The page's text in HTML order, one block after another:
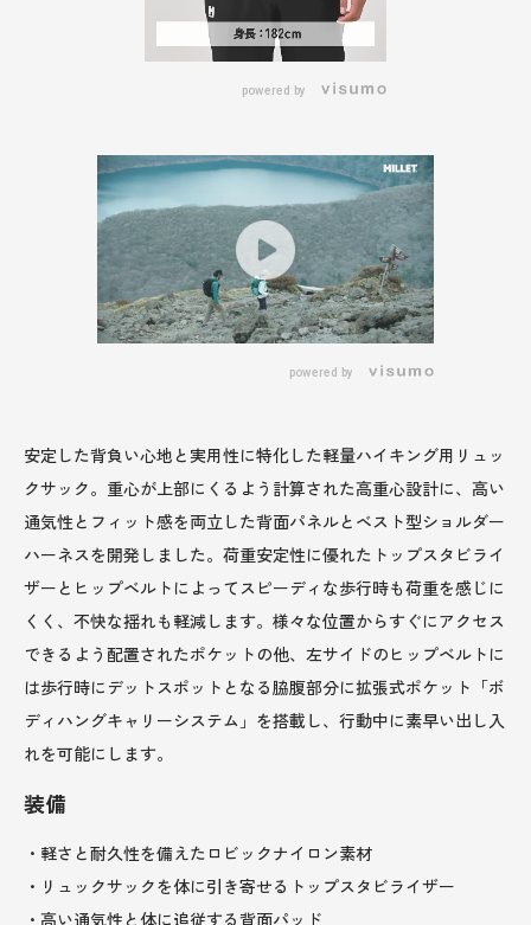
powered by
powered by
安定した背負い心地と実用性に特化した軽量ハイキング用リュッ
クサック。重心が上部にくるよう計算された高重心設計に、高い
通気性とフィット感を両立した背面パネルとベスト型ショルダー
ハーネスを開発しました。荷重安定性に優れたトップスタビライ
ザーとヒップベルトによってスピーディな歩行時も荷重を感じに
くく、不快な揺れも軽減します。様々な位置からすぐにアクセス
できるよう配置されたポケットの他、左サイドのヒップベルトに
は歩行時にデットスポットとなる脇腹部分に拡張式ポケット「ボ
ディハングキャリーシステム」を搭載し、行動中に素早い出し入
れを可能にします。
装備
・軽さと耐久性を備えたロビックナイロン素材
・リュックサックを体に引き寄せるトップスタビライザー
・高い通気性と体に追従する背面パッド